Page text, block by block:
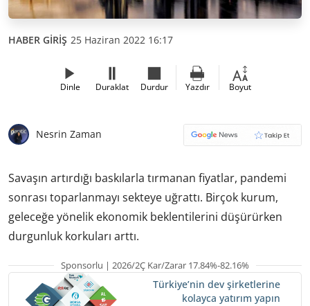
HABER GİRİŞ 25 Haziran 2022 16:17
Dinle Duraklat Durdur Yazdır Boyut
Nesrin Zaman
Savaşın artırdığı baskılarla tırmanan fiyatlar, pandemi
sonrası toparlanmayı sekteye uğrattı. Birçok kurum,
geleceğe yönelik ekonomik beklentilerini düşürürken
durgunluk korkuları arttı.
Sponsorlu | 2026/2Ç Kar/Zarar 17.84%-82.16%
Türkiye’nin dev şirketlerine
kolayca yatırım yapın